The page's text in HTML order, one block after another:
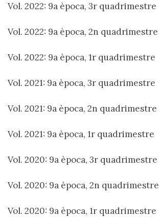
Vol. 2022: 9a època, 3r quadrimestre
Vol. 2022: 9a època, 2n quadrimestre
Vol. 2022: 9a època, 1r quadrimestre
Vol. 2021: 9a època, 3r quadrimestre
Vol. 2021: 9a època, 2n quadrimestre
Vol. 2021: 9a època, 1r quadrimestre
Vol. 2020: 9a època, 3r quadrimestre
Vol. 2020: 9a època, 2n quadrimestre
Vol. 2020: 9a època, 1r quadrimestre